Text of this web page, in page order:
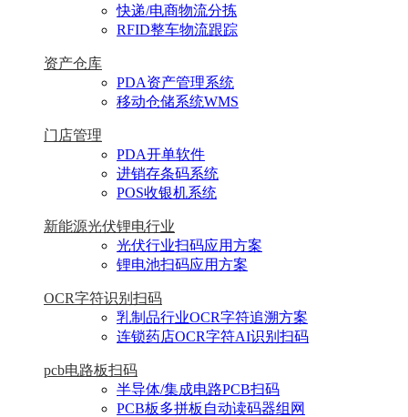
快递/电商物流分拣
RFID整车物流跟踪
资产仓库
PDA资产管理系统
移动仓储系统WMS
门店管理
PDA开单软件
进销存条码系统
POS收银机系统
新能源光伏锂电行业
光伏行业扫码应用方案
锂电池扫码应用方案
OCR字符识别扫码
乳制品行业OCR字符追溯方案
连锁药店OCR字符AI识别扫码
pcb电路板扫码
半导体/集成电路PCB扫码
PCB板多拼板自动读码器组网